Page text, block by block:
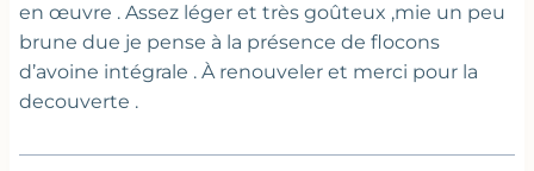
en œuvre . Assez léger et très goûteux ,mie un peu
brune due je pense à la présence de flocons
d’avoine intégrale . À renouveler et merci pour la
decouverte .